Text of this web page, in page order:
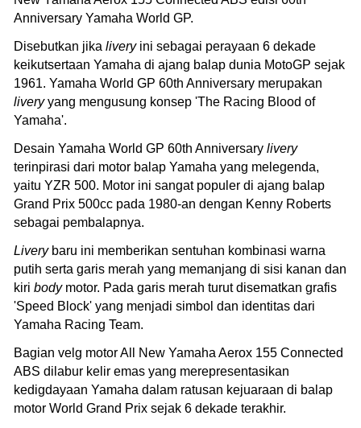
Anniversary Yamaha World GP.
Disebutkan jika livery ini sebagai perayaan 6 dekade
keikutsertaan Yamaha di ajang balap dunia MotoGP sejak
1961. Yamaha World GP 60th Anniversary merupakan
liveryyang mengusung konsep 'The Racing Blood of
Yamaha'.
Desain Yamaha World GP 60th Anniversary livery
terinpirasi dari motor balap Yamaha yang melegenda,
yaitu YZR 500. Motor ini sangat populer di ajang balap
Grand Prix 500cc pada 1980-an dengan Kenny Roberts
sebagai pembalapnya.
Liverybaru ini memberikan sentuhan kombinasi warna
putih serta garis merah yang memanjang di sisi kanan dan
kiri bodymotor. Pada garis merah turut disematkan grafis
'Speed Block' yang menjadi simbol dan identitas dari
Yamaha Racing Team.
Bagian velg motor All New Yamaha Aerox 155 Connected
ABS dilabur kelir emas yang merepresentasikan
kedigdayaan Yamaha dalam ratusan kejuaraan di balap
motor World Grand Prix sejak 6 dekade terakhir.